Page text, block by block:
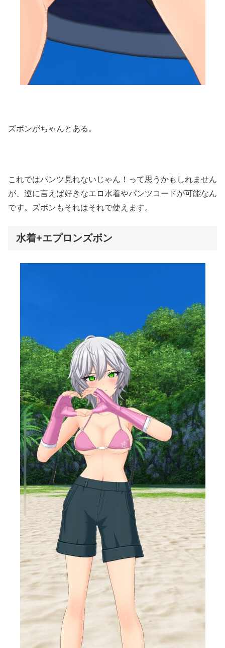
ズボンがちゃんとある。
これではパンツ見れないじゃん！って思うかもしれません
が、逆に言えば好きなエロ水着やパンツコードが可能なん
です。ズボンもそれはそれで使えます。
水着+エプロンズボン